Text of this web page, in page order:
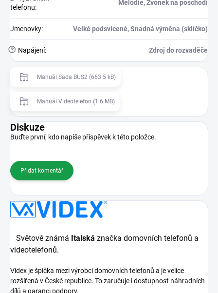
telefonu:
Melodie, Zvonek na poschodí
Jmenovky: Velké podsvícené, Snadná výměna (sklíčko)
? Napájení: Zdroj do rozvaděče
Manuál Sada BUS2 (663.5 kB)
Manuál Videotelefon (1.6 MB)
Diskuze
Buďte první, kdo napíše příspěvek k této položce.
Přidat komentář
Světově známá Italská značka domovních telefonů a
videotelefonů.
Videx je špička mezi výrobci domovních telefonů a je velice
rozšířená v České republice. To zaručuje i dostupnost náhradních
dílů a garanci podpory.